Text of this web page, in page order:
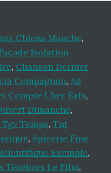
Chiens Manche,
Isolation
, Chanson Dernier
Compagnon, Ad
Compte Uber Eats,
Dimanche,
Temps, Tnt
, épicerie Fine
Exemple,
Ténèbres Le Film,